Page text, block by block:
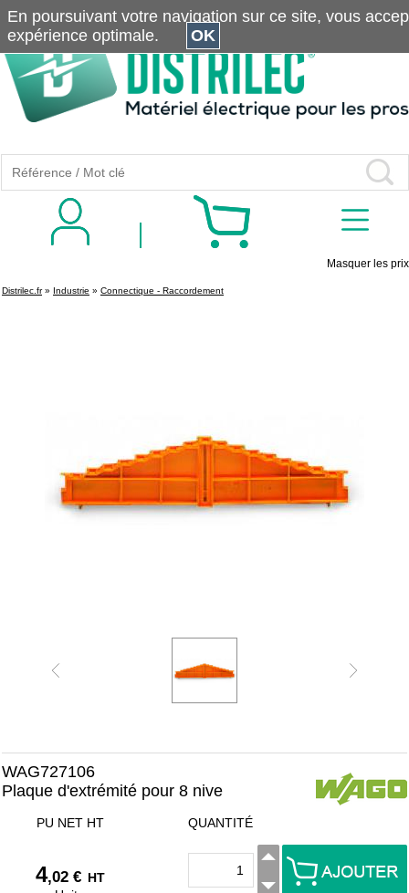
Masquer les prix
Distrilec.fr» Industrie » Connectique - Raccordement
WAG727106
Plaque d'extrémité pour 8 nive
PU NET HT
4,02 € HT
QUANTITÉ
En poursuivant votre navigation sur ce site, vous
expérience optimale.
OK